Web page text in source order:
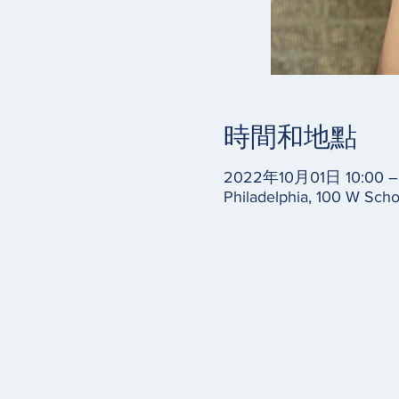
時間和地點
2022年10月01日 10:00
Philadelphia, 100 W